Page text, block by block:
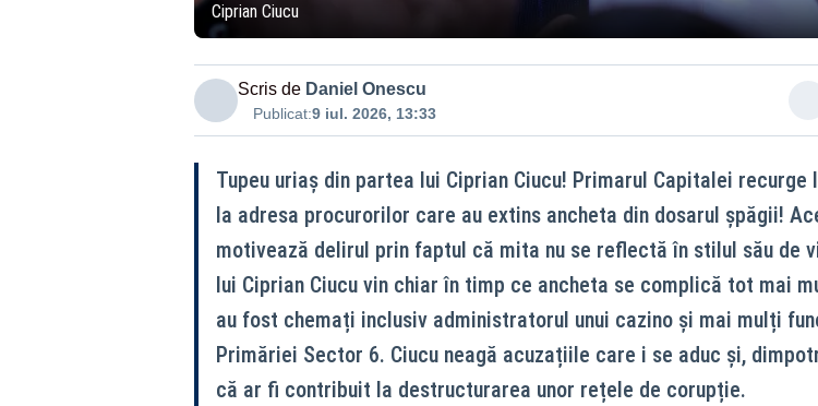
Ciprian Ciucu
Scris de Daniel Onescu
Publicat:9 iul. 2026, 13:33
Tupeu uriaș din partea lui Ciprian Ciucu! Primarul Capitalei recurge
la adresa procurorilor care au extins ancheta din dosarul șpăgii!
motivează delirul prin faptul că mita nu se reflectă în stilul său de
lui Ciprian Ciucu vin chiar în timp ce ancheta se complică tot mai
au fost chemați inclusiv administratorul unui cazino și mai mulți
Primăriei Sector 6. Ciucu neagă acuzațiile care i se aduc și,
că ar fi contribuit la destructurarea unor rețele de corupție.